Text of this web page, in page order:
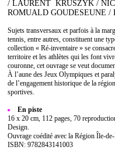
/ LAURENT KRUSZYK /
ROMUALD GOUDESEUNE /
Sujets transversaux et parfois à la
tennis, entre autres, constituent une
collection « Ré-inventaire » se
territoire et les athlètes qui les font
couronne, cet ouvrage se veut
À l’aune des Jeux Olympiques et
de l’engagement historique de la
sportives.
En piste
16 x 20 cm, 112 pages, 70
Design.
Ouvrage coédité avec la Région Île-
ISBN: 9782843141003